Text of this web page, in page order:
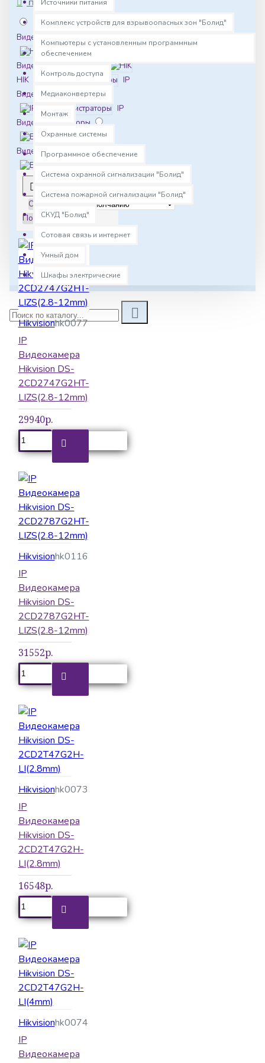
Источники питания
Комплекс устройств для взрывоопасных зон "Болид"
Компьютеры с установленным программным
обеспечением
Контроль доступа
Медиаконвертеры
Монтаж
Охранные системы
Программное обеспечение
Система охранной сигнализации "Болид"
Система пожарной сигнализации "Болид"
СКУД "Болид"
Сотовая связь и интернет
Умный дом
Шкафы электрические
ПОДКАТЕГОРИИ
HD
Видеокамеры
Видеорегистраторы
HIK
IP
Видеокамеры
IP
Видеорегистраторы
Видеодомофоны
Видеонаблюдение
Вызывные
панели
Домофония
Ключи и
брелки
Комплектующие
Комплекты видеодомофонов
Контроль
доступа
Крепления
Металлодетекторы
Микрофоны
сигнала
Проходные и турникеты
Сетевое оборудование
Сетевые контроллеры
Считыватели
Терминалы
Шлагбаумы и калитки
Сортировка:
Показать:
Hikvisionhk0077
IP
Видеокамера
Hikvision DS-
2CD2747G2HT-
LIZS(2.8-12mm)
29940р.
Hikvisionhk0116
IP
Видеокамера
Hikvision DS-
2CD2787G2HT-
LIZS(2.8-12mm)
31552р.
Hikvisionhk0073
IP
Видеокамера
Hikvision DS-
2CD2T47G2H-
LI(2.8mm)
16548р.
Hikvisionhk0074
IP
Видеокамера